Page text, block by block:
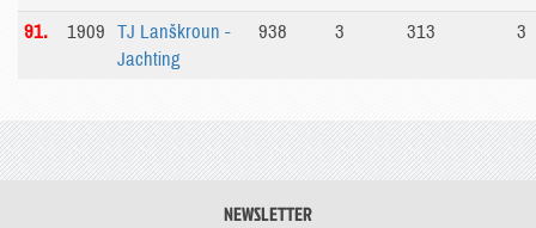
91. 1909
TJ Lanškroun -
Jachting
938 3 313 3
NEWSLETTER